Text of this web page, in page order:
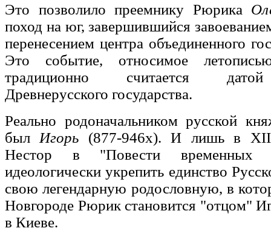
Это позволило преемнику Рюрика
поход на юг, завершившийся
перенесением центра объединенного
Это событие, относимое
традиционно считается
Древнерусского государства.
Реально родоначальником русской
был Игорь (877-946х). И лишь в XII
Нестор в "Повести временных
идеологически укрепить единство
свою легендарную родословную, в
Новгороде Рюрик становится "отцом"
в Киеве.